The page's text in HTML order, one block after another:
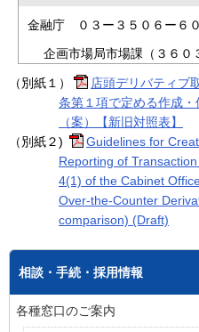
金融庁 ０３ー３５０６ー６０
企画市場局市場課（３６０３
（別紙１）
店頭デリバティブ
条第１項で定める作成
（案）【新旧対照表】
（別紙２)
Guidelines for
Reporting of
4(1) of the Cabinet
Over-the-Counter
comparison) (Draft)
相談・手続・採用情報
各種窓口のご案内